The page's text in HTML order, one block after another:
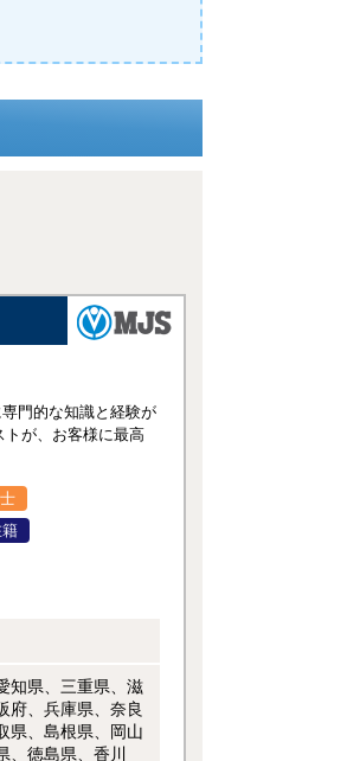
門的な知識と経験が
トが、お客様に最高
籍
知県、三重県、滋
府、兵庫県、奈良
県、島根県、岡山
、徳島県、香川